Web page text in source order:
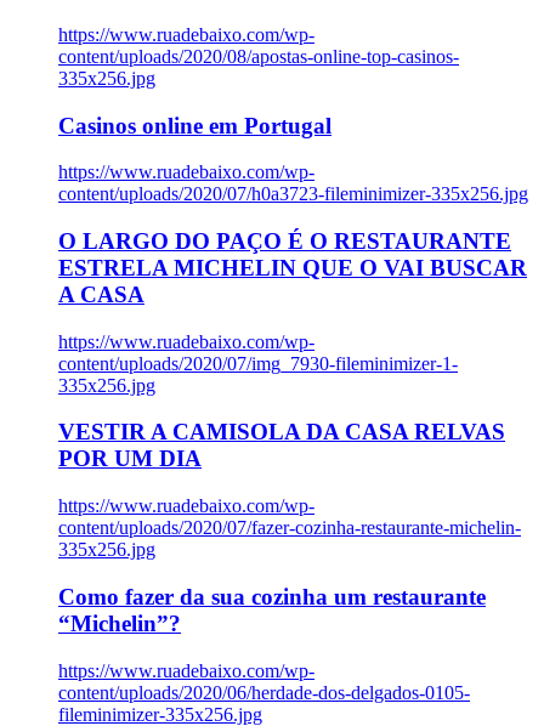
https://www.ruadebaixo.com/wp-
content/uploads/2020/08/apostas-online-top-casinos-
335x256.jpg
Casinos online em Portugal
https://www.ruadebaixo.com/wp-
content/uploads/2020/07/h0a3723-fileminimizer-335x256.jpg
O LARGO DO PAÇO É O RESTAURANTE
ESTRELA MICHELIN QUE O VAI BUSCAR
A CASA
https://www.ruadebaixo.com/wp-
content/uploads/2020/07/img_7930-fileminimizer-1-
335x256.jpg
VESTIR A CAMISOLA DA CASA RELVAS
POR UM DIA
https://www.ruadebaixo.com/wp-
content/uploads/2020/07/fazer-cozinha-restaurante-michelin-
335x256.jpg
Como fazer da sua cozinha um restaurante
“Michelin”?
https://www.ruadebaixo.com/wp-
content/uploads/2020/06/herdade-dos-delgados-0105-
fileminimizer-335x256.jpg